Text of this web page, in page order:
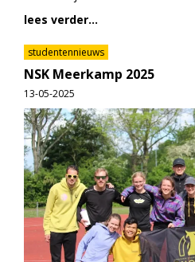
lees verder...
studentennieuws
NSK Meerkamp 2025
13-05-2025